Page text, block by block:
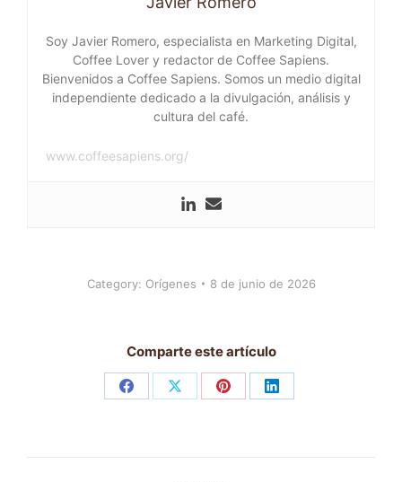
Soy Javier Romero, especialista en Marketing Digital,
Coffee Lover y redactor de Coffee Sapiens.
Bienvenidos a Coffee Sapiens. Somos un medio digital
independiente dedicado a la divulgación, análisis y
cultura del café.
www.coffeesapiens.org/
Category: Orígenes 8 de junio de 2026
Comparte este artículo
Share Share Share Share